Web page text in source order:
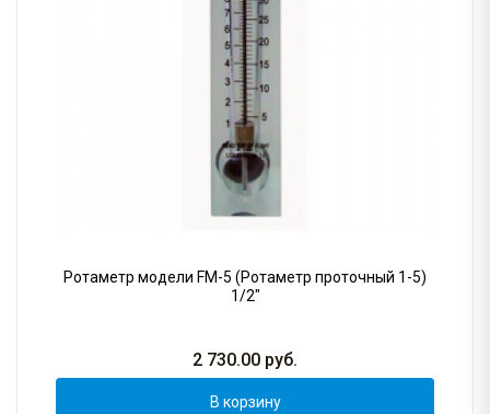
Ротаметр модели FM-5 (Ротаметр проточный 1-5)
1/2"
2 730.00 руб.
В корзину